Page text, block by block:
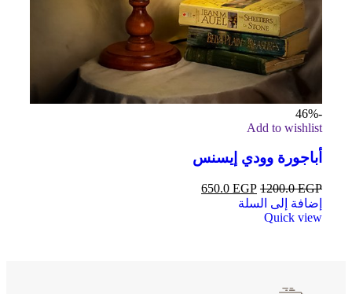
-46%
Add to wishlist
أباجورة وودي إيسنس
1200.0EGP
650.0 EGP
إضافة إلى السلة
Quick view